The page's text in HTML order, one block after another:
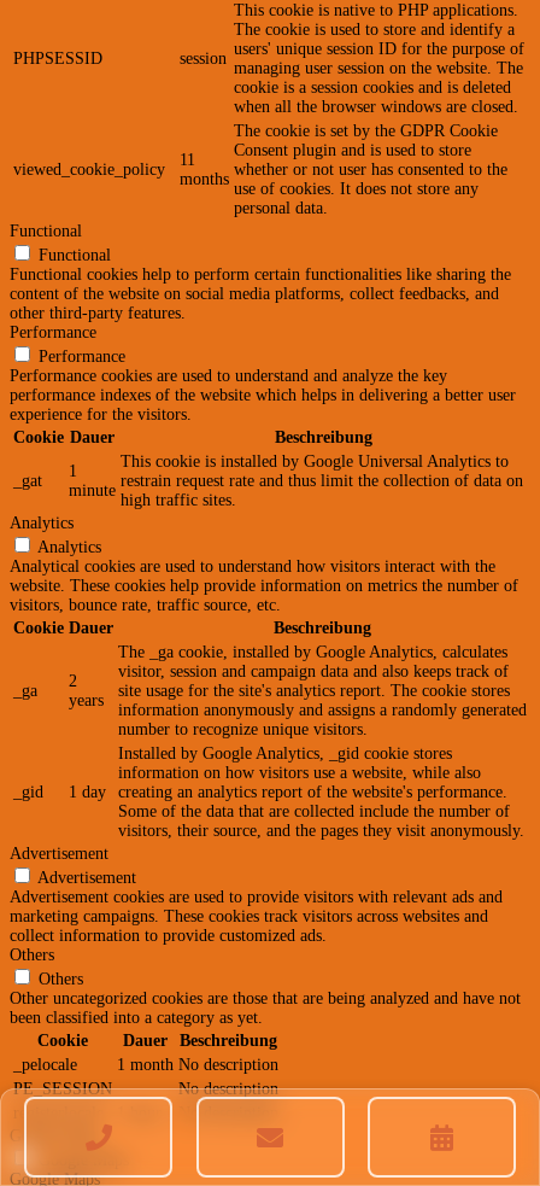
PHPSESSID session
This cookie is native to PHP applications.
The cookie is used to store and identify a
users' unique session ID for the purpose of
managing user session on the website. The
cookie is a session cookies and is deleted
when all the browser windows are closed.
viewed_cookie_policy
11
months
The cookie is set by the GDPR Cookie
Consent plugin and is used to store
whether or not user has consented to the
use of cookies. It does not store any
personal data.
Functional
Functional
Functional cookies help to perform certain functionalities like sharing the
content of the website on social media platforms, collect feedbacks, and
other third-party features.
Performance
Performance
Performance cookies are used to understand and analyze the key
performance indexes of the website which helps in delivering a better user
experience for the visitors.
Cookie Dauer Beschreibung
_gat
1
minute
This cookie is installed by Google Universal Analytics to
restrain request rate and thus limit the collection of data on
high traffic sites.
Analytics
Analytics
Analytical cookies are used to understand how visitors interact with the
website. These cookies help provide information on metrics the number of
visitors, bounce rate, traffic source, etc.
Cookie Dauer Beschreibung
_ga
2
years
The _ga cookie, installed by Google Analytics, calculates
visitor, session and campaign data and also keeps track of
site usage for the site's analytics report. The cookie stores
information anonymously and assigns a randomly generated
number to recognize unique visitors.
_gid 1 day
Installed by Google Analytics, _gid cookie stores
information on how visitors use a website, while also
creating an analytics report of the website's performance.
Some of the data that are collected include the number of
visitors, their source, and the pages they visit anonymously.
Advertisement
Advertisement
Advertisement cookies are used to provide visitors with relevant ads and
marketing campaigns. These cookies track visitors across websites and
collect information to provide customized ads.
Others
Others
Other uncategorized cookies are those that are being analyzed and have not
been classified into a category as yet.
Cookie
Dauer
Beschreibung
_pelocale
1 month No description
PE_SESSION
No description
Google Maps
Google Maps